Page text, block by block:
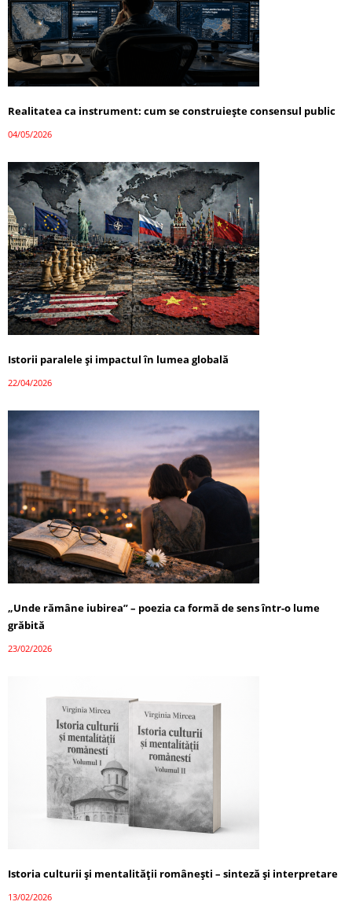
Realitatea ca instrument: cum se construiește consensul public
04/05/2026
Istorii paralele și impactul în lumea globală
22/04/2026
„Unde rămâne iubirea” – poezia ca formă de sens într-o lume
grăbită
23/02/2026
Istoria culturii și mentalității românești – sinteză și interpretare
13/02/2026